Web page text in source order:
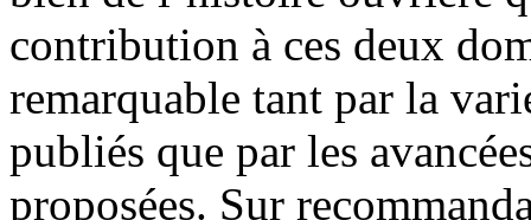
contribution à ces deux
remarquable tant par la
publiés que par les
proposées. Sur